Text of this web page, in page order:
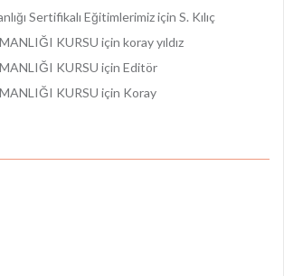
Sertifikalı Eğitimlerimiziçin S. Kılıç
KURSU için koray yıldız
KURSU için Editör
KURSU için Koray